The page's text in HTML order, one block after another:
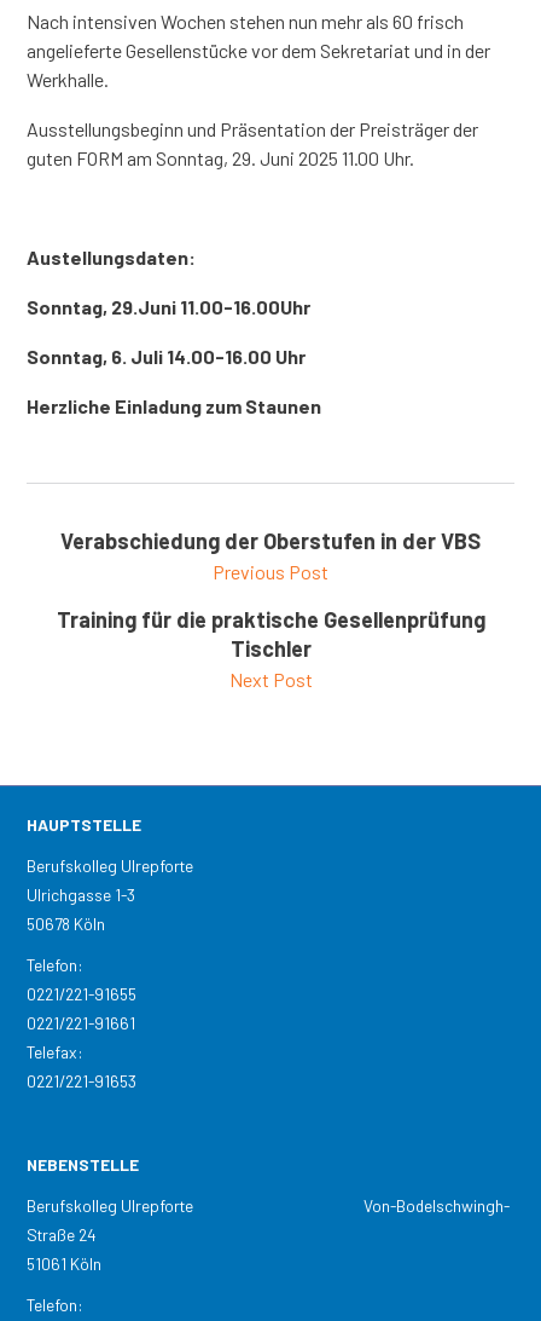
Nach intensiven Wochen stehen nun mehr als 60 frisch
angelieferte Gesellenstücke vor dem Sekretariat und in der
Werkhalle.
Ausstellungsbeginn und Präsentation der Preisträger der
guten FORM am Sonntag, 29. Juni 2025 11.00 Uhr.
Austellungsdaten:
Sonntag, 29.Juni 11.00-16.00Uhr
Sonntag, 6. Juli 14.00-16.00 Uhr
Herzliche Einladung zum Staunen
Verabschiedung der Oberstufen in der VBS
Previous Post
Training für die praktische Gesellenprüfung
Tischler
Next Post
HAUPTSTELLE
Berufskolleg Ulrepforte
Ulrichgasse 1-3
50678 Köln
Telefon:
0221/221-91655
0221/221-91661
Telefax:
0221/221-91653
NEBENSTELLE
Berufskolleg Ulrepforte Von-Bodelschwingh-
Straße 24
51061 Köln
Telefon: